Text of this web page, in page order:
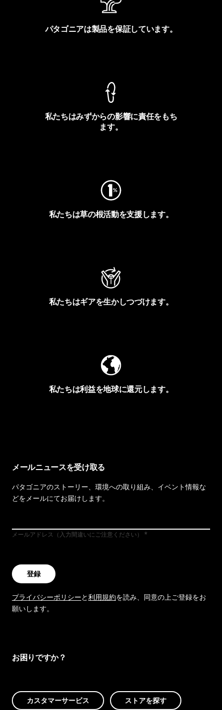
パタゴニアは製品を保証しています。
私たちはみずからの影響に責任をもち
ます。
私たちは草の根活動を支援します。
私たちはギアを生かしつづけます。
私たちは利益を地球に還元します。
メールニュースを受け取る
パタゴニアのストーリー、環境への取り組み、イベント情報な
どをメールにてお届けします。
メールアドレス（入力間違いにご注意ください）
登録
プライバシーポリシーと利用規約を読み、同意の上ご登録をお
願いします。
お困りですか？
カスタマーサービス ストアを探す